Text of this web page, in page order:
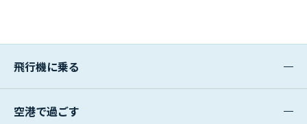
飛行機に乗る
空港で過ごす